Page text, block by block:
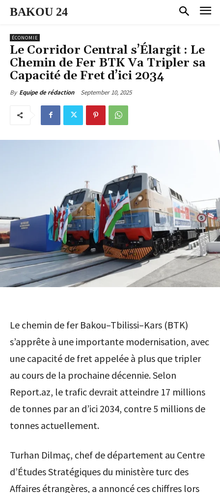
BAKOU 24
ÉCONOMIE
Le Corridor Central s’Élargit : Le
Chemin de Fer BTK Va Tripler sa
Capacité de Fret d’ici 2034
By Equipe de rédaction September 10, 2025
Le chemin de fer Bakou–Tbilissi–Kars (BTK)
s’apprête à une importante modernisation, avec
une capacité de fret appelée à plus que tripler
au cours de la prochaine décennie. Selon
Report.az, le trafic devrait atteindre 17 millions
de tonnes par an d’ici 2034, contre 5 millions de
tonnes actuellement.
Turhan Dilmaç, chef de département au Centre
d’Études Stratégiques du ministère turc des
Affaires étrangères, a annoncé ces chiffres lors